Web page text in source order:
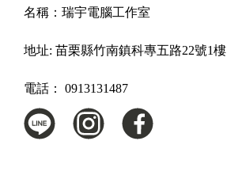
名稱： 瑞宇電腦工作室
地址: 苗栗縣竹南鎮科專五路22號1樓
電話： 0913131487